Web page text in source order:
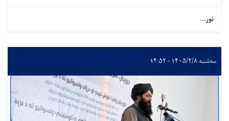
نور...
سه‌شنبه ۱۴۰۵/۲/۸ - ۱۴:۵۲